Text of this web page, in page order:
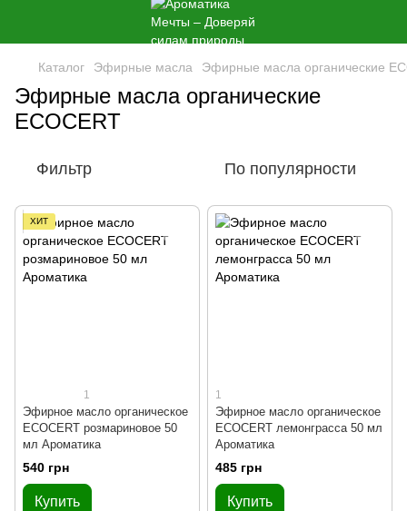
Каталог Эфирные масла Эфирные масла органические
Эфирные масла органические
ECOCERT
Фильтр По популярности
ХИТ
1
Эфирное масло органическое
ECOCERT розмариновое 50
мл Ароматика
540 грн
Купить
1
Эфирное масло органическое
ECOCERT лемонграсса 50 мл
Ароматика
485 грн
Купить